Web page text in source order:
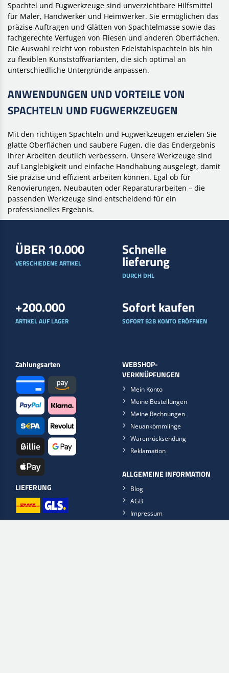
Spachtel und Fugwerkzeuge sind unverzichtbare Hilfsmittel
für Maler, Handwerker und Heimwerker. Sie ermöglichen das
präzise Auftragen und Glätten von Spachtelmasse sowie das
fachgerechte Verfugen von Fliesen und anderen Oberflächen.
Die Auswahl reicht von robusten Edelstahlspachteln bis hin
zu flexiblen Kunststoffvarianten, die sich optimal an
unterschiedliche Untergründe anpassen.
ANWENDUNGEN UND VORTEILE VON
SPACHTELN UND FUGWERKZEUGEN
Mit den richtigen Spachteln und Fugwerkzeugen erzielen Sie
glatte Oberflächen und saubere Fugen, die das Endergebnis
Ihrer Arbeiten deutlich verbessern. Unsere Werkzeuge sind
auf Langlebigkeit und einfache Handhabung ausgelegt, damit
Sie präzise und effizient arbeiten können. Egal ob für
Renovierungen, Neubauten oder Reparaturarbeiten – die
passenden Werkzeuge sind entscheidend für ein
professionelles Ergebnis.
ÜBER 10.000
VERSCHIEDENE ARTIKEL
Schnelle
lieferung
DURCH DHL
+200.000
ARTIKEL AUF LAGER
Sofort kaufen
SOFORT B2B KONTO ERÖFFNEN
Zahlungsarten
LIEFERUNG
WEBSHOP-
VERKNÜPFUNGEN
Mein Konto
Meine Bestellungen
Meine Rechnungen
Neuankömmlinge
Warenrücksendung
Reklamation
ALLGEMEINE INFORMATION
Blog
AGB
Impressum